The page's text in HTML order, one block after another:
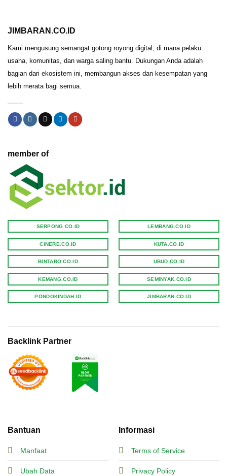
JIMBARAN.CO.ID
Kami mengusung semangat gotong royong digital, di mana pelaku
usaha, komunitas, dan warga saling bantu. Dukungan Anda adalah
bagian dari ekosistem ini, membangun akses dan kesempatan yang
lebih merata bagi semua.
Bantuan
Manfaat
Ubah Data
Informasi
Terms of Service
Privacy Policy
member of
SERPONG.CO.ID
CINERE.CO.ID
BINTARO.CO.ID
KEMANG.CO.ID
PONDOKINDAH.ID
LEMBANG.CO.ID
KUTA.CO.ID
UBUD.CO.ID
SEMINYAK.CO.ID
JIMBARAN.CO.ID
Backlink Partner